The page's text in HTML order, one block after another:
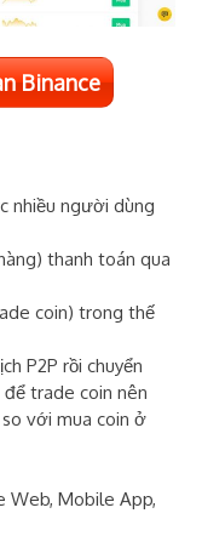
Binance
nhiều người dùng
thanh toán qua
coin) trong thế
P2P rồi chuyển
trade coin nên
với mua coin ở
Web, Mobile App,